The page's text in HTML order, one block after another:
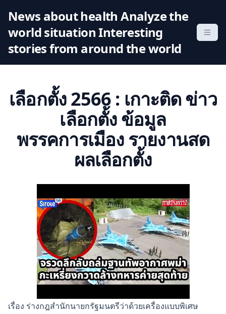
News about health Analyze the
world situation Interesting
stories from around the world
เลือกตั้ง 2566 : เกาะติด ข่าว
เลือกตั้ง ข้อมูล
พรรคการเมือง รายงานสด
ผลเลือกตั้ง
เรื่อง ร่างกฎสำนักนายกรัฐมนตรีว่าด้วยเครื่องแบบพิเศษ